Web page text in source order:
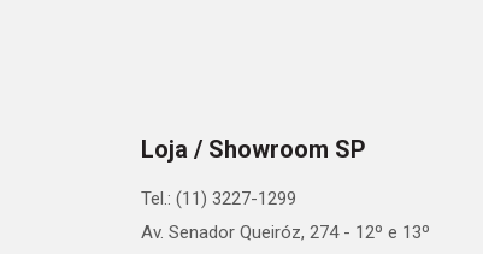
Loja / Showroom SP
Tel.: (11) 3227-1299
Av. Senador Queiróz, 274 - 12º e 13º